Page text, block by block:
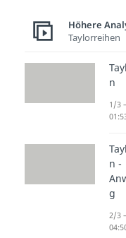
Höhere
Taylorreihen
n
1/3
n -
g
2/3